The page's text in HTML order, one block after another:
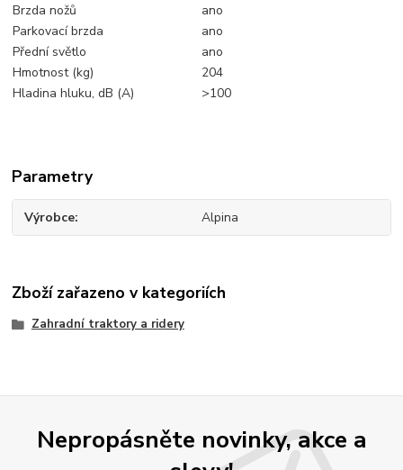
Brzda nožů
ano
Parkovací brzda
ano
Přední světlo
ano
Hmotnost (kg)
204
Hladina hluku, dB (A)
>100
Parametry
Výrobce Alpina
Zboží zařazeno v kategoriích
Zahradní traktory a ridery
Nepropásněte novinky, akce a